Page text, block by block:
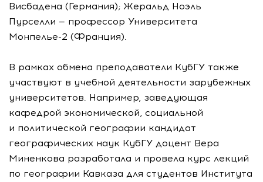
Висбадена (Германия); Жеральд Ноэль
Пурселли — профессор Университета
Монпелье-2 (Франция).
В рамках обмена преподаватели КубГУ также
участвуют в учебной деятельности зарубежных
университетов. Например, заведующая
кафедрой экономической, социальной
и политической географии кандидат
географических наук КубГУ доцент Вера
Миненкова разработала и провела курс лекций
по географии Кавказа для студентов Института